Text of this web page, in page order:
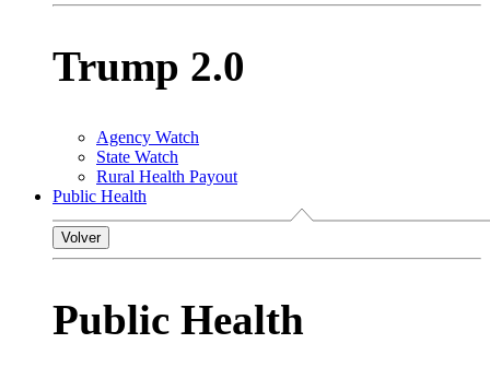
Trump 2.0
Agency Watch
State Watch
Rural Health Payout
Public Health
Volver
Public Health